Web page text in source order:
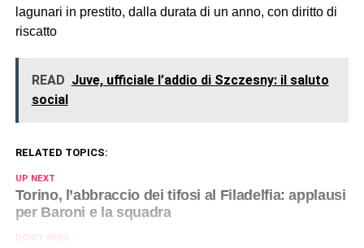
lagunari in prestito, dalla durata di un anno, con diritto di
riscatto
READ Juve, ufficiale l’addio di Szczesny: il saluto
social
RELATED TOPICS:
UP NEXT
Torino, l’abbraccio dei tifosi al Filadelfia: applausi
per Baroni e la squadra
DON'T MISS